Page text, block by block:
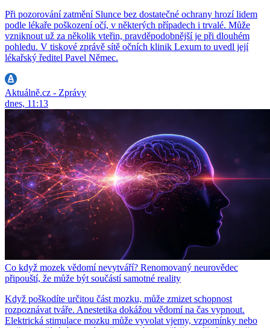
Při pozorování zatmění Slunce bez dostatečné ochrany hrozí lidem
podle lékaře poškození očí, v některých případech i trvalé. Může
vzniknout už za několik vteřin, pravděpodobnější je při dlouhém
pohledu. V tiskové zprávě sítě očních klinik Lexum to uvedl její
lékařský ředitel Pavel Němec.
Aktuálně.cz - Zprávy
dnes, 11:13
Co když mozek vědomí nevytváří? Renomovaný neurovědec
připouští, že může být součástí samotné reality
Když poškodíte určitou část mozku, může zmizet schopnost
rozpoznávat tváře. Anestetika dokážou vědomí na čas vypnout.
Elektrická stimulace mozku může vyvolat vjemy, vzpomínky nebo